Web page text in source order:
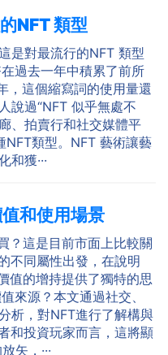
NFT 類型
是對最流行的NFT 類型
過去一年中積累了前所
，這個縮寫詞的使用量還
說過“NFT 似乎無處不
、拍賣行和社交媒體平
NFT類型。NFT 藝術讓藝
獲···
和使用場景
？這是目前市面上比較關
不同屬性出發，在說明
值的增持提供了獨特的思
來源？本文通過社交、
析，對NFT進行了解構與
和投資玩家而言，這將顯
矢，···